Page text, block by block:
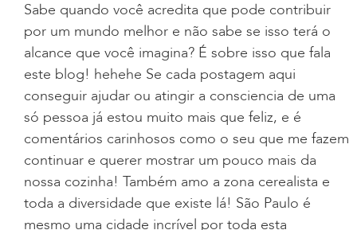
Sabe quando você acredita que pode contribuir
por um mundo melhor e não sabe se isso terá o
alcance que você imagina? É sobre isso que fala
este blog! hehehe Se cada postagem aqui
conseguir ajudar ou atingir a consciencia de uma
só pessoa já estou muito mais que feliz, e é
comentários carinhosos como o seu que me fazem
continuar e querer mostrar um pouco mais da
nossa cozinha! Também amo a zona cerealista e
toda a diversidade que existe lá! São Paulo é
mesmo uma cidade incrível por toda esta